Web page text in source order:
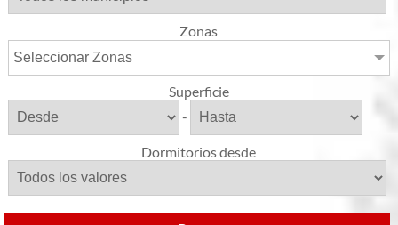
Zonas
Seleccionar Zonas
Superficie
-
Dormitorios desde